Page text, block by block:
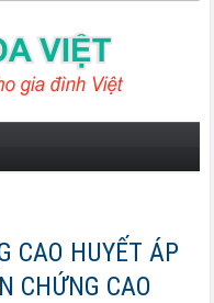
CAO HUYẾT ÁP
CHỨNG CAO